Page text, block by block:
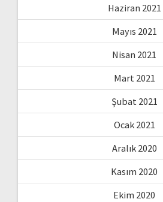
Haziran 2021
Mayıs 2021
Nisan 2021
Mart 2021
Şubat 2021
Ocak 2021
Aralık 2020
Kasım 2020
Ekim 2020